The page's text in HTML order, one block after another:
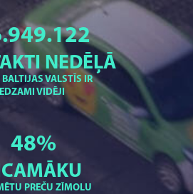
VALSTĪS IR
VIDĒJI
NEDĒĻĀ
PREČU ZĪMOLU
48%